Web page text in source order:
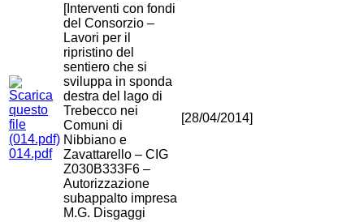
014.pdf
[Interventi con fondi
del Consorzio –
Lavori per il
ripristino del
sentiero che si
sviluppa in sponda
destra del lago di
Trebecco nei
Comuni di
Nibbiano e
Zavattarello – CIG
Z030B333F6 –
Autorizzazione
subappalto impresa
M.G. Disgaggi
[28/04/2014]